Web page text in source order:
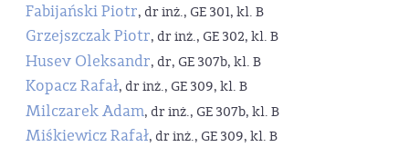
Fabijański Piotr, dr inż., GE 301, kl. B
Grzejszczak Piotr, dr inż., GE 302, kl. B
Husev Oleksandr, dr, GE 307b, kl. B
Kopacz Rafał, dr inż., GE 309, kl. B
Milczarek Adam, dr inż., GE 307b, kl. B
Miśkiewicz Rafał, dr inż., GE 309, kl. B